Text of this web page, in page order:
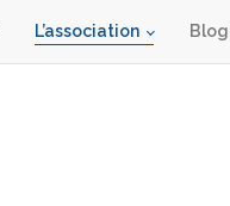
L’association Blog